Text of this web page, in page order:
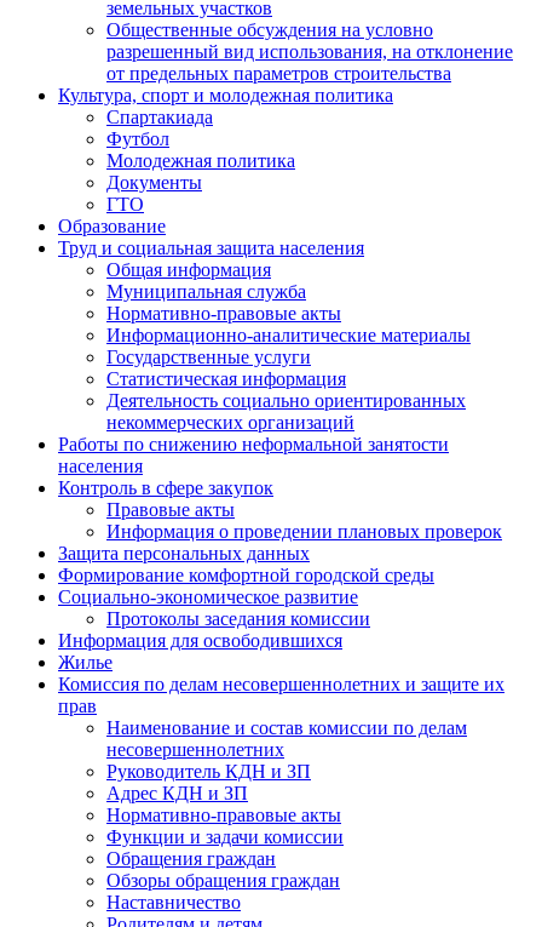
земельных участков
Общественные обсуждения на условно
разрешенный вид использования, на отклонение
от предельных параметров строительства
Культура, спорт и молодежная политика
Спартакиада
Футбол
Молодежная политика
Документы
ГТО
Образование
Труд и социальная защита населения
Общая информация
Муниципальная служба
Нормативно-правовые акты
Информационно-аналитические материалы
Государственные услуги
Статистическая информация
Деятельность социально ориентированных
некоммерческих организаций
Работы по снижению неформальной занятости
населения
Контроль в сфере закупок
Правовые акты
Информация о проведении плановых проверок
Защита персональных данных
Формирование комфортной городской среды
Социально-экономическое развитие
Протоколы заседания комиссии
Информация для освободившихся
Жилье
Комиссия по делам несовершеннолетних и защите их
прав
Наименование и состав комиссии по делам
несовершеннолетних
Руководитель КДН и ЗП
Адрес КДН и ЗП
Нормативно-правовые акты
Функции и задачи комиссии
Обращения граждан
Обзоры обращения граждан
Наставничество